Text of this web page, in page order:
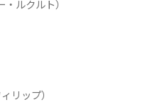
・ルクルト）
リップ）